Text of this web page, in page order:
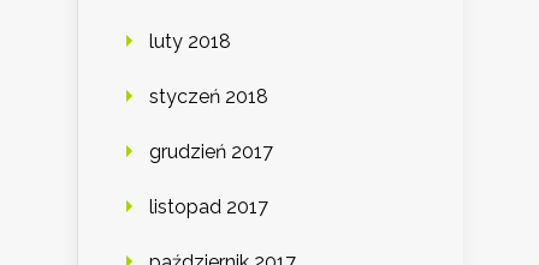
luty 2018
styczeń 2018
grudzień 2017
listopad 2017